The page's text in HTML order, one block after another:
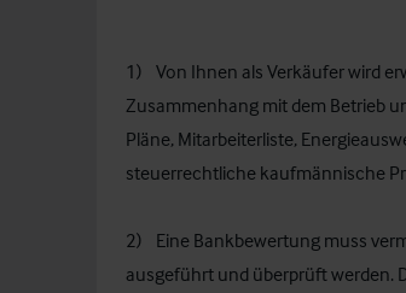
1) Von Ihnen als Verkäufer wird
Zusammenhang mit dem Betrieb
Pläne, Mitarbeiterliste,
steuerrechtliche kaufmännische
2) Eine Bankbewertung muss
ausgeführt und überprüft werden.